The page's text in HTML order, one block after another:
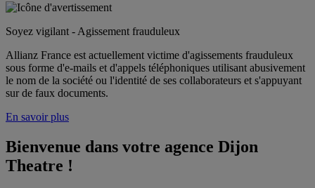
Soyez vigilant - Agissement frauduleux
Allianz France est actuellement victime d'agissements frauduleux
sous forme d'e-mails et d'appels téléphoniques utilisant abusivement
le nom de la société ou l'identité de ses collaborateurs et s'appuyant
sur de faux documents.
En savoir plus
Bienvenue dans votre agence Dijon
Theatre !